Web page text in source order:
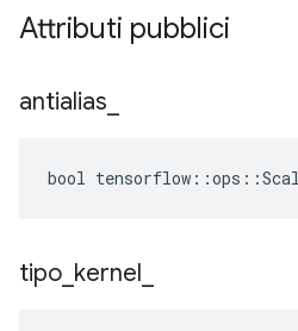
Attributi pubblici
antialias
bool
tipo kernel